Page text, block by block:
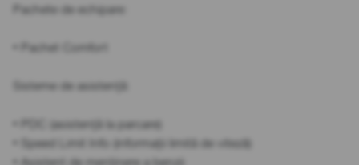
Pachete de echipare:
• Pachet Comfort
Sisteme de asistență:
• PDC (asistență la parcare)
• Speed Limit Info (informații limită de viteză)